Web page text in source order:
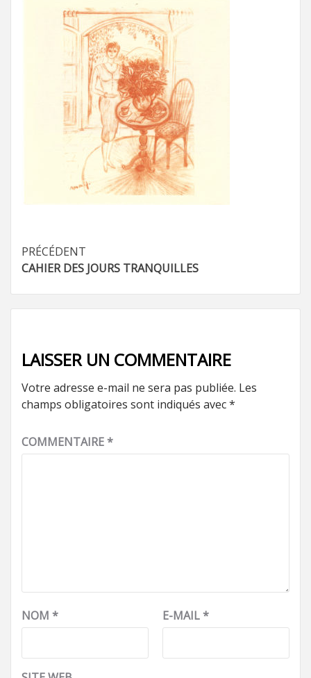
Navigation
d’article
PRÉCÉDENT
CAHIER DES JOURS TRANQUILLES
LAISSER UN COMMENTAIRE
Votre adresse e-mail ne sera pas publiée. Les
champs obligatoires sont indiqués avec*
COMMENTAIRE*
NOM * E-MAIL*